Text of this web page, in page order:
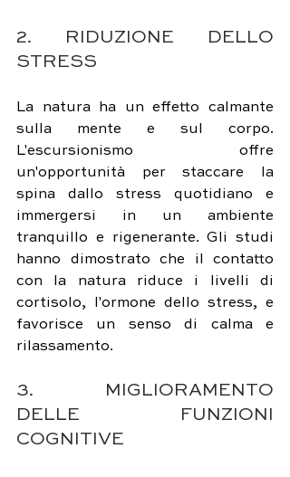
2. RIDUZIONE DELLO
STRESS
La natura ha un effetto calmante
sulla mente e sul corpo.
L'escursionismo offre
un'opportunità per staccare la
spina dallo stress quotidiano e
immergersi in un ambiente
tranquillo e rigenerante. Gli studi
hanno dimostrato che il contatto
con la natura riduce i livelli di
cortisolo, l'ormone dello stress, e
favorisce un senso di calma e
rilassamento.
3. MIGLIORAMENTO
DELLE FUNZIONI
COGNITIVE